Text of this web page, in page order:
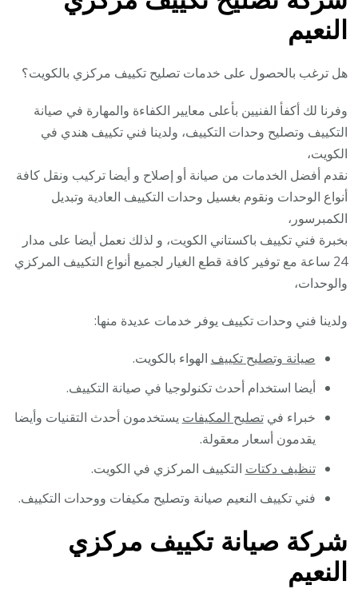
النعيم
هل ترغب بالحصول على خدمات تصليح تكييف مركزي بالكويت؟
وفرنا لك أكفأ الفنيين بأعلى معايير الكفاءة والمهارة في صيانة
التكييف وتصليح وحدات التكييف، ولدينا فني تكييف هندي في
الكويت،
نقدم أفضل الخدمات من صيانة أو إصلاح و أيضا تركيب ونقل كافة
أنواع الوحدات ونقوم بغسيل وحدات التكييف العادية وتبديل
الكمبرسور،
بخبرة فني تكييف باكستاني الكويت، و لذلك نعمل أيضا على مدار
24 ساعة مع توفير كافة قطع الغيار لجميع أنواع التكييف المركزي
والوحدات،
ولدينا فني وحدات تكييف يوفر خدمات عديدة منها:
صيانة وتصليح تكييف الهواء بالكويت.
أيضا استخدام أحدث تكنولوجيا في صيانة التكييف.
خبراء فيتصليح المكيفات يستخدمون أحدث التقنيات وأيضا
يقدمون أسعار معقولة.
تنظيف دكتات التكييف المركزي في الكويت.
فني تكييف النعيم صيانة وتصليح مكيفات ووحدات التكييف.
شركة صيانة تكييف مركزي
النعيم